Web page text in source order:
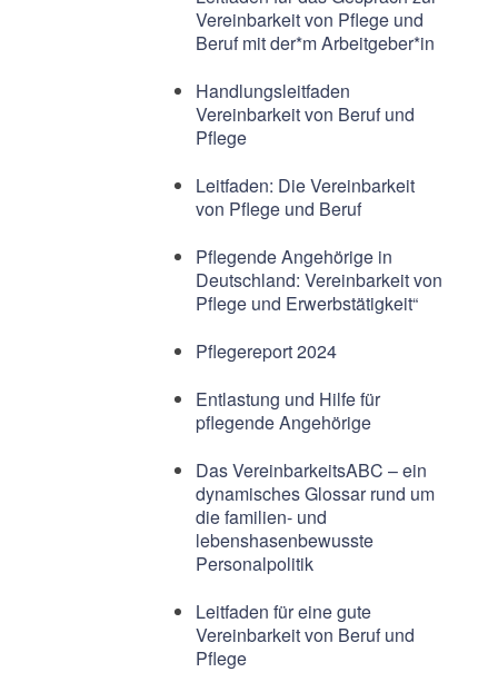
Vereinbarkeit von Pflege und
Beruf mit der*m Arbeitgeber*in
Handlungsleitfaden
Vereinbarkeit von Beruf und
Pflege
Leitfaden: Die Vereinbarkeit
von Pflege und Beruf
Pflegende Angehörige in
Deutschland: Vereinbarkeit von
Pflege und Erwerbstätigkeit“
Pflegereport 2024
Entlastung und Hilfe für
pflegende Angehörige
Das VereinbarkeitsABC – ein
dynamisches Glossar rund um
die familien- und
lebenshasenbewusste
Personalpolitik
Leitfaden für eine gute
Vereinbarkeit von Beruf und
Pflege